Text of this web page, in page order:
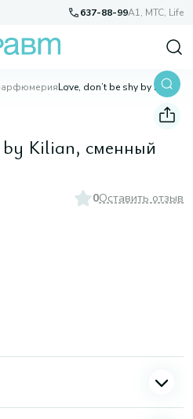
637-88-99A1, МТС, Life
Love, don’t be shy by Kilian, сменный блок 50 мл
by Kilian, сменный
0Оставить отзыв